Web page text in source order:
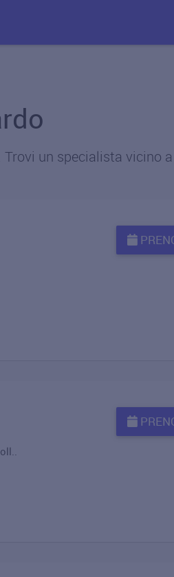
un specialista vicino